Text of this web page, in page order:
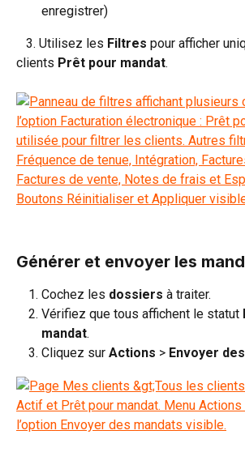
enregistrer)
   3. Utilisez les
Filtres pour afficher
clients Prêt pour mandat.
Générer et envoyer les
Cochez les dossiers à traiter.
Vérifiez que tous affichent le statut
mandat.
Cliquez sur Actions > Envoyer